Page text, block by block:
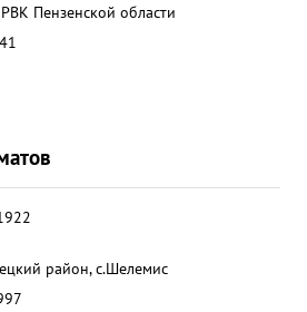
Пензенской области
район, с.Шелемис